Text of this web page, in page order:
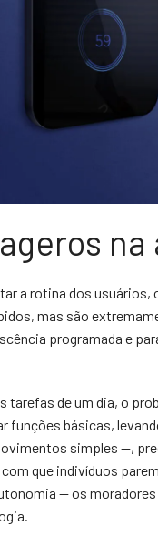
a rotina dos
mas são
programada e
tarefas de um dia, o
funções básicas,
simples —,
que indivíduos
— os